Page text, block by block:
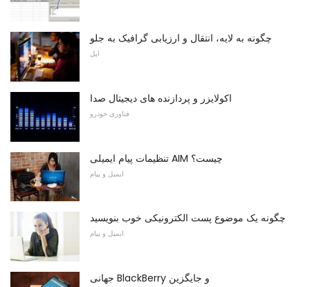
چگونه به لایه، انتقال و ارزیابی گرافیک به جلو
اپل
اکولایزر و پردازنده های دیجیتال صدا
فناوری خودرو
تنظیمات پیام ایمیلی AIM چیست؟
ایمیل و پیام
چگونه یک موضوع پست الکترونیکی خوب بنویسید
ایمیل و پیام
جهانی BlackBerry و جایگزین